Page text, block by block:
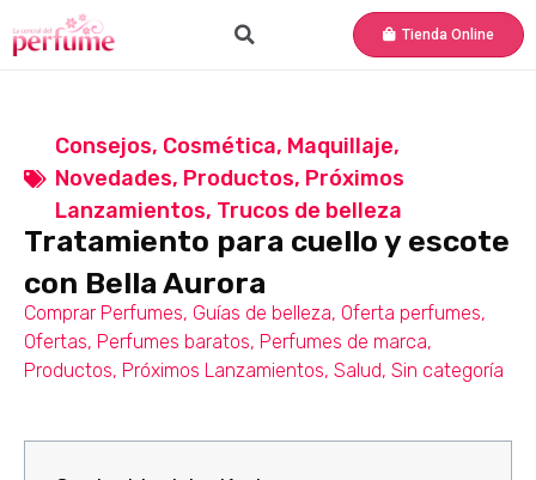
Tienda Online
Consejos, Cosmética, Maquillaje,
Novedades, Productos, Próximos
Lanzamientos, Trucos de belleza
Tratamiento para cuello y escote
con Bella Aurora
Comprar Perfumes, Guías de belleza, Oferta perfumes,
Ofertas, Perfumes baratos, Perfumes de marca,
Productos, Próximos Lanzamientos, Salud, Sin categoría